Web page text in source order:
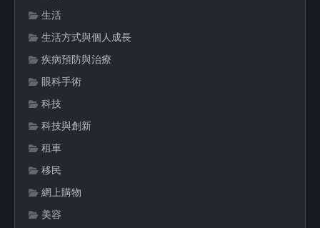
生活
生活方式與個人成長
疾病預防與治療
眼科手術
科技
科技與創新
租車
移民
網上購物
美容